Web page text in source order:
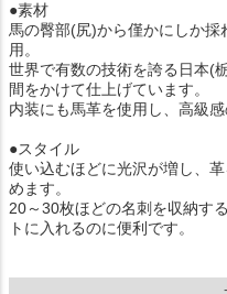
●素材
馬の臀部(尻)から僅かにしか
用。
世界で有数の技術を誇る日本(
間をかけて仕上げています。
内装にも馬革を使用し、高級感
●スタイル
使い込むほどに光沢が増し、
めます。
20～30枚ほどの名刺を収納す
トに入れるのに便利です。